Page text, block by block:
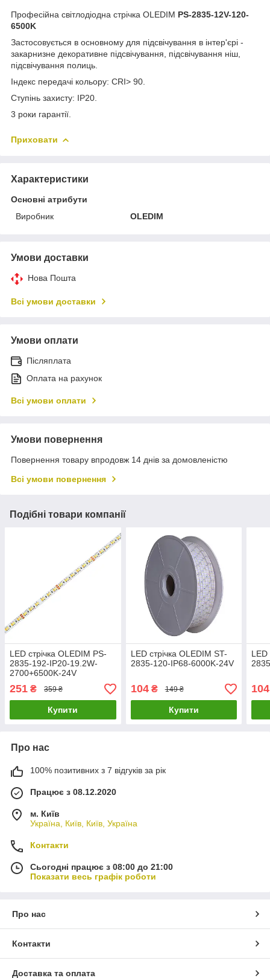
Професійна світлодіодна стрічка OLEDIM PS-2835-12V-120-
6500K
Застосовується в основному для підсвічування в інтер'єрі -
закарнизне декоративне підсвічування, підсвічування ніш,
підсвічування полиць.
Індекс передачі кольору: CRI> 90.
Ступінь захисту: IP20.
3 роки гарантії.
Приховати
Характеристики
Основні атрибути
Виробник
OLEDIM
Умови доставки
Нова Пошта
Всі умови доставки
Умови оплати
Післяплата
Оплата на рахунок
Всі умови оплати
Умови повернення
Повернення товару впродовж 14 днів за домовленістю
Всі умови повернення
Подібні товари компанії
LED стрічка OLEDIM PS-
2835-192-IP20-19.2W-
2700+6500K-24V
251 ₴ 359 ₴
Купити
LED стрічка OLEDIM ST-
2835-120-IP68-6000K-24V
104₴ 149 ₴
Купити
LED
104
Про нас
100% позитивних з 7 відгуків за рік
Працює з 08.12.2020
м. Київ
Україна, Київ, Київ, Україна
Контакти
Сьогодні працює з 08:00 до 21:00
Показати весь графік роботи
Про нас
Контакти
Доставка та оплата